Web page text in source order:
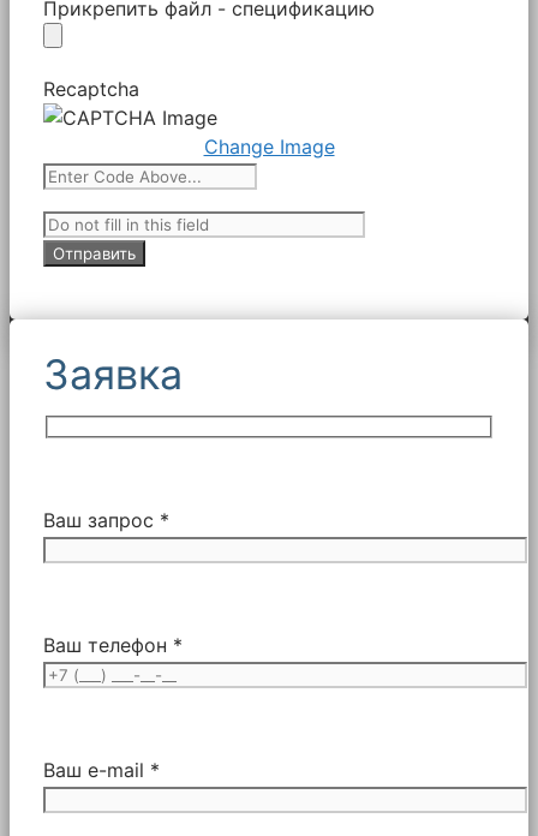
Прикрепить файл - спецификацию
Recaptcha
Change Image
Заявка
Ваш запрос *
Ваш телефон *
Ваш e-mail *